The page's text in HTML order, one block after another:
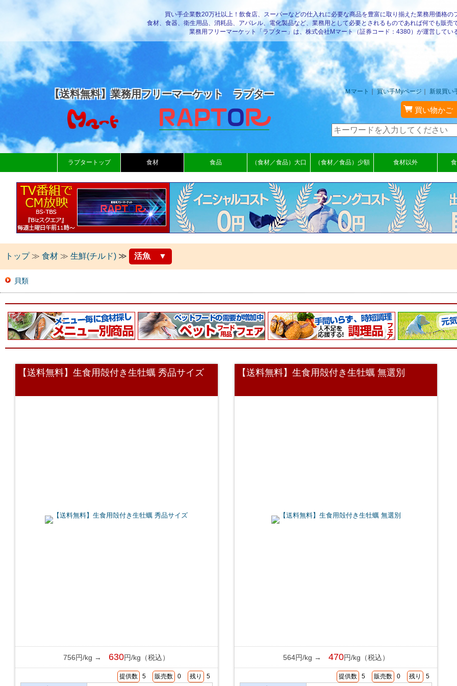
買い手企業数20万社以上！飲食店、スーパーなどの仕入れに必要な商品を豊富に取り揃えた業務用価格の
食材、食器、衛生用品、消耗品、アパレル、電化製品など、業務用として必要とされるものであれば何でも販売
業務用フリーマーケット「ラプター」は、株式会社Mマート（証券コード：4380）が運営してい
【送料無料】業務用フリーマーケット ラプター Ｍマート ｜買い手Myページ 新規買い
買い物かご
ラプタートップ 食材 食品 （食材／食品）大口 （食材／食品）少額 食材以外
トップ≫ 食材 ≫ 生鮮(チルド) ≫ 活魚 ▼
貝類
【送料無料】生食用殻付き生牡蠣 秀品サイズ
756円/kg → 630円/kg（税込）
提供数 5 販売数 0 残り 5
【送料無料】生食用殻付き生牡蠣 無選別
564円/kg → 470円/kg（税込）
提供数 5 販売数 0 残り 5